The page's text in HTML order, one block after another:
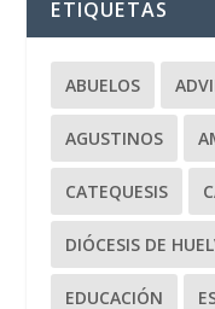
ETIQUETAS
ABUELOS
AGUSTINOS
CATEQUESIS
DIÓCESIS DE
EDUCACIÓN